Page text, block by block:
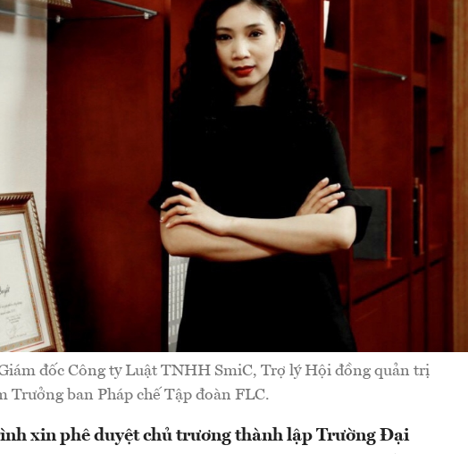
đốc Công ty Luật TNHH SmiC, Trợ lý Hội đồng quản trị
Trưởng ban Pháp chế Tập đoàn FLC.
xin phê duyệt chủ trương thành lập Trường Đại